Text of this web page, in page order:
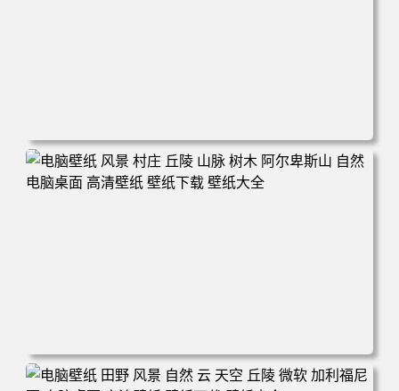
电脑壁纸 自然 树木 天空 星星 景观 夜晚 电脑桌面 高清壁纸
壁纸下载 壁纸大全
电脑壁纸 风景 村庄 丘陵 山脉 树木 阿尔卑斯山 自然 电脑桌